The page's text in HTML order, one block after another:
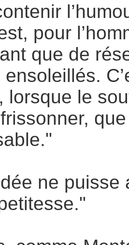
pour
que de
lorsque le
ne